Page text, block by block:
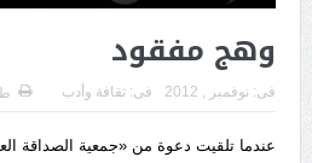
وهج مفقود
فى: نوفمبر , 2012 فى: ثقافة وأدب
عندما تلقيت دعوة من «جمعية الصداقة